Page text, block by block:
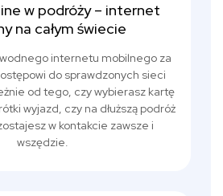
w podróży – internet
na całym świecie
internetu mobilnego za
do sprawdzonych sieci
od tego, czy wybierasz kartę
wyjazd, czy na dłuższą podróż
w kontakcie zawsze i
wszędzie.